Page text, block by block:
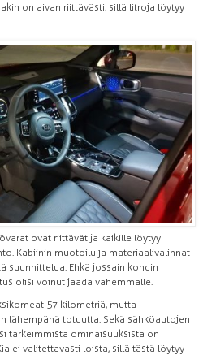
on aivan riittävästi, sillä litroja löytyy
ovat riittävät ja kaikille löytyy
Kabiinin muotoilu ja materiaalivalinnat
suunnittelua. Ehkä jossain kohdin
olisi voinut jäädä vähemmälle.
komeat 57 kilometriä, mutta
lähempänä totuutta. Sekä sähköautojen
tärkeimmistä ominaisuuksista on
ei valitettavasti loista, sillä tästä löytyy